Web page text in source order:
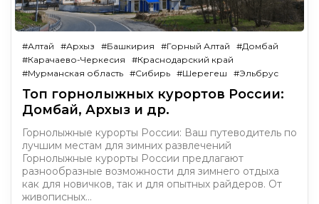
#Алтай #Архыз #Башкирия #Горный Алтай
#Домбай
#Карачаево-Черкесия
#Краснодарский край
#Мурманская область #Сибирь #Шерегеш #Эльбрус
Топ горнолыжных курортов России:
Домбай, Архыз и др.
Горнолыжные курорты России: Ваш путеводитель по
лучшим местам для зимних развлечений
Горнолыжные курорты России предлагают
разнообразные возможности для зимнего отдыха
как для новичков, так и для опытных райдеров. От
живописных…